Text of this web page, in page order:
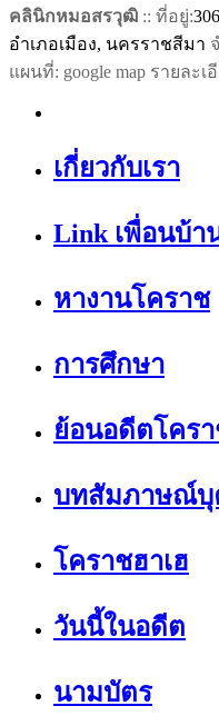
คลินิกหมอสรวุฒิ :: ที่อยู่:
อำเภอเมือง, นครราชสีมา
แผนที่: google map รายละเ
เกี่ยวกับเรา
Link เพื่อนบ้า
หางานโคราช
การศึกษา
ย้อนอดีตโคร
บทสัมภาษณ์บุ
โคราชฮาเฮ
วันนี้ในอดีต
นามบัตร